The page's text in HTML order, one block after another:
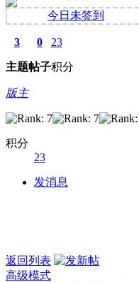
今日未签到
3
主题
0
帖子
23
积分
版主
积分
23
发消息
返回列表
高级模式